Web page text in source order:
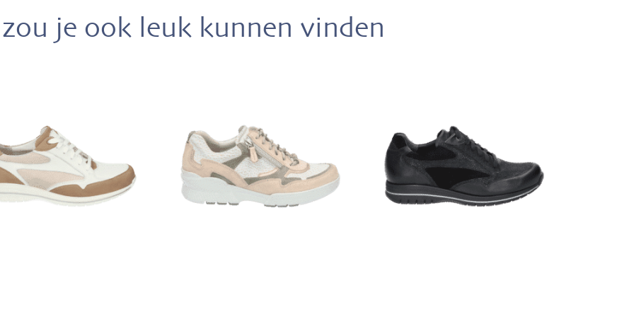
je ook leuk kunnen vinden